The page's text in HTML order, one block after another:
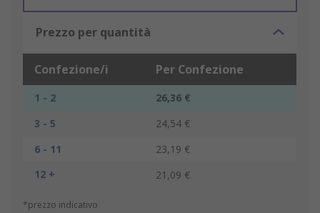
Prezzo per quantità
Confezione/i Per Confezione
1 - 2
26,36 €
3 - 5
24,54 €
6 - 11
23,19 €
12 +
21,09 €
*prezzo indicativo